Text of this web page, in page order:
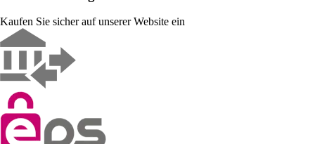
Kaufen Sie sicher auf unserer Website ein